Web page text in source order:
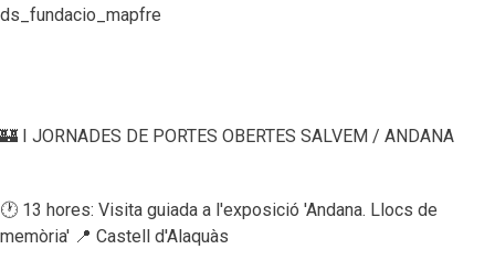
ds_fundacio_mapfre
🏰 I JORNADES DE PORTES OBERTES SALVEM / ANDANA
🕐 13 hores: Visita guiada a l'exposició 'Andana. Llocs de
memòria' 📍 Castell d'Alaquàs